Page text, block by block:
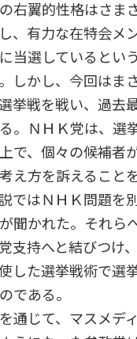
右翼的性格はさま
、有力な在特会メ
当選しているとい
しかし、今回はま
挙戦を戦い、過去
。ＮＨＫ党は、選
で、個々の候補者
え方を訴えること
ではＮＨＫ問題を
聞かれた。それら
支持へと結びつけ
した選挙戦術で選
である。
通じて、マスメデ